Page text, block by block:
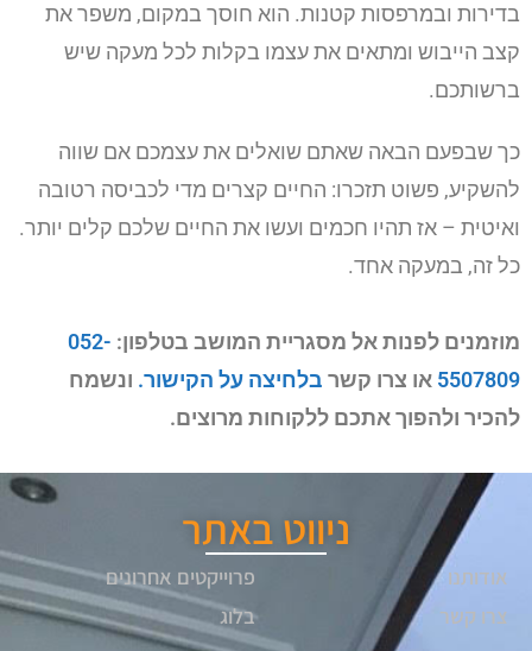
בדירות ובמרפסות קטנות. הוא חוסך במקום, משפר את
קצב הייבוש ומתאים את עצמו בקלות לכל מעקה שיש
ברשותכם.
כך שבפעם הבאה שאתם שואלים את עצמכם אם שווה
להשקיע, פשוט תזכרו: החיים קצרים מדי לכביסה רטובה
ואיטית – אז תהיו חכמים ועשו את החיים שלכם קלים יותר.
כל זה, במעקה אחד.
מוזמנים לפנות אל מסגריית המושב בטלפון: 052-
5507809 או צרו קשר בלחיצה על הקישור. ונשמח
להכיר ולהפוך אתכם ללקוחות מרוצים.
ניווט באתר
אודותנו
צרו קשר
פרוייקטים אחרונים
בלוג